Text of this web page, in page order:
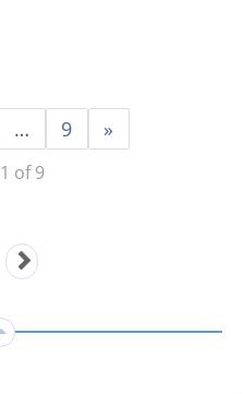
… 9 »
of 9